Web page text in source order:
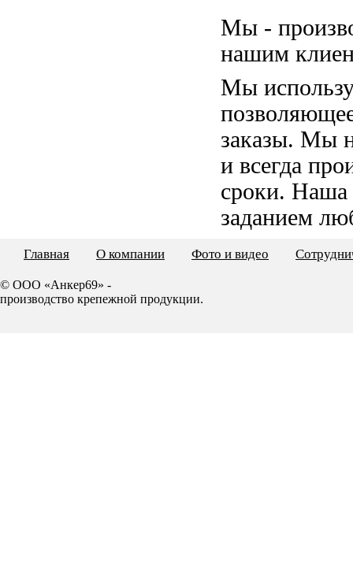
Мы -
нашим
Мы
заказы. Мы
и всегда
сроки. Наша
заданием
Главная О компании Фото и видео
© ООО «Анкер69» -
производство крепежной продукции.